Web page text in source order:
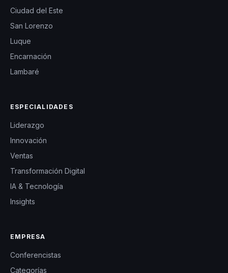
Ciudad del Este
San Lorenzo
Luque
Encarnación
Lambaré
ESPECIALIDADES
Liderazgo
Innovación
Ventas
Transformación Digital
IA & Tecnología
Insights
EMPRESA
Conferencistas
Categorías